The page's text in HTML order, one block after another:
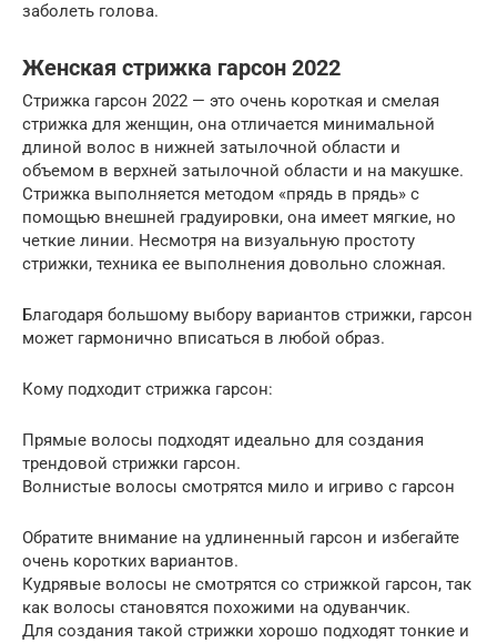
заболеть голова.
Женская стрижка гарсон 2022
Стрижка гарсон 2022 — это очень короткая и смелая
стрижка для женщин, она отличается минимальной
длиной волос в нижней затылочной области и
объемом в верхней затылочной области и на макушке.
Стрижка выполняется методом «прядь в прядь» с
помощью внешней градуировки, она имеет мягкие, но
четкие линии. Несмотря на визуальную простоту
стрижки, техника ее выполнения довольно сложная.
Благодаря большому выбору вариантов стрижки, гарсон
может гармонично вписаться в любой образ.
Кому подходит стрижка гарсон:
Прямые волосы подходят идеально для создания
трендовой стрижки гарсон.
Волнистые волосы смотрятся мило и игриво с гарсон
Обратите внимание на удлиненный гарсон и избегайте
очень коротких вариантов.
Кудрявые волосы не смотрятся со стрижкой гарсон, так
как волосы становятся похожими на одуванчик.
Для создания такой стрижки хорошо подходят тонкие и